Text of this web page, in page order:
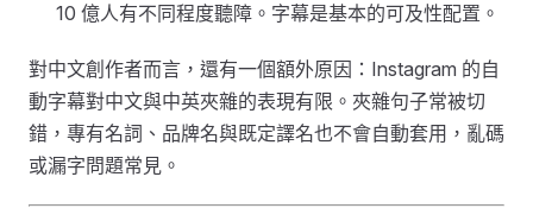
10 億人有不同程度聽障。字幕是基本的可及性配置。
對中文創作者而言，還有一個額外原因：Instagram 的自
動字幕對中文與中英夾雜的表現有限。夾雜句子常被切
錯，專有名詞、品牌名與既定譯名也不會自動套用，亂碼
或漏字問題常見。